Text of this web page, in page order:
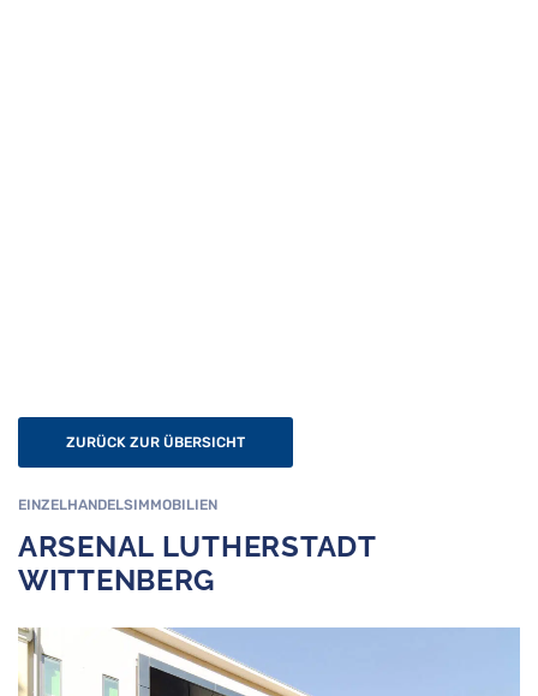
ZURÜCK ZUR ÜBERSICHT
EINZELHANDELSIMMOBILIEN
ARSENAL LUTHERSTADT
WITTENBERG